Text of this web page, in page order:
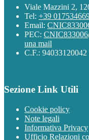
Viale Mazzini 2,
Tel: +39
Email:
PEC:
una mail
C.F.: 94033120042
Sezione Link Utili
Cookie policy
Note legali
Informativa Privacy
Ufficio Relazioni